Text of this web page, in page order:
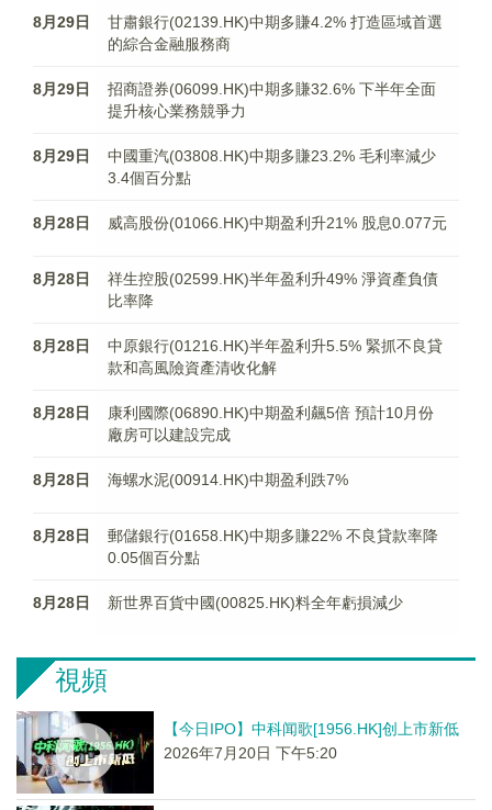
8月29日
甘肅銀行(02139.HK)中期多賺4.2% 打造區域首選
的綜合金融服務商
8月29日
招商證券(06099.HK)中期多賺32.6% 下半年全面
提升核心業務競爭力
8月29日
中國重汽(03808.HK)中期多賺23.2% 毛利率減少
3.4個百分點
8月28日 威高股份(01066.HK)中期盈利升21% 股息0.077元
8月28日
祥生控股(02599.HK)半年盈利升49% 淨資產負債
比率降
8月28日
中原銀行(01216.HK)半年盈利升5.5% 緊抓不良貸
款和高風險資產清收化解
8月28日
康利國際(06890.HK)中期盈利飆5倍 預計10月份
廠房可以建設完成
8月28日 海螺水泥(00914.HK)中期盈利跌7%
8月28日
郵儲銀行(01658.HK)中期多賺22% 不良貸款率降
0.05個百分點
8月28日 新世界百貨中國(00825.HK)料全年虧損減少
視頻
【今日IPO】中科闻歌[1956.HK]创上市新低
2026年7月20日 下午5:20